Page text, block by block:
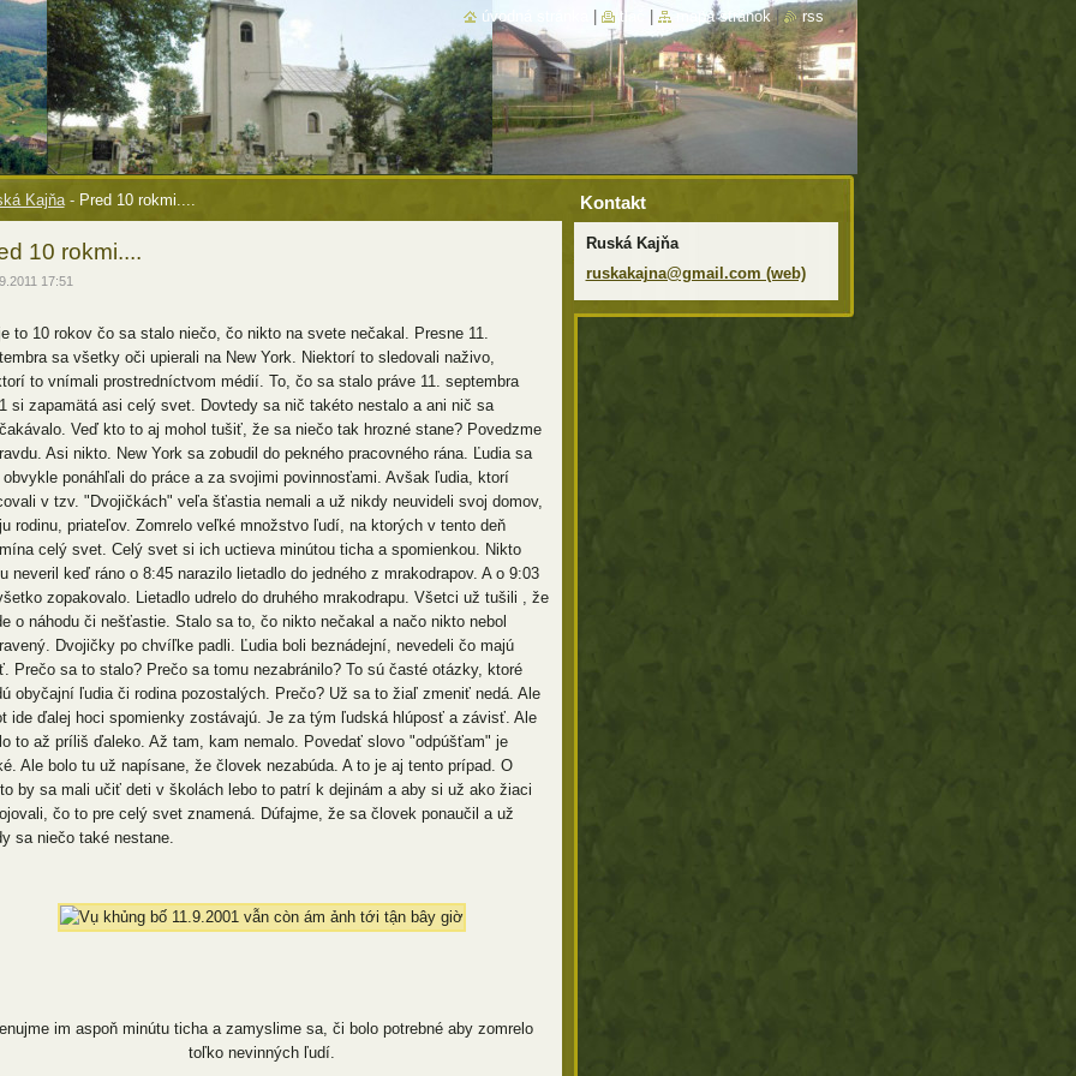
Kajňa - Pred 10 rokmi....
10 rokmi....
17:51
to 10 rokov čo sa stalo niečo, čo nikto na svete nečakal. Presne 11.
sa všetky oči upierali na New York. Niektorí to sledovali naživo,
to vnímali prostredníctvom médií. To, čo sa stalo práve 11. septembra
si zapamätá asi celý svet. Dovtedy sa nič takéto nestalo a ani nič sa
Veď kto to aj mohol tušiť, že sa niečo tak hrozné stane? Povedzme
Asi nikto. New York sa zobudil do pekného pracovného rána. Ľudia sa
obvykle ponáhľali do práce a za svojimi povinnosťami. Avšak ľudia, ktorí
v tzv. "Dvojičkách" veľa šťastia nemali a už nikdy neuvideli svoj domov,
rodinu, priateľov. Zomrelo veľké množstvo ľudí, na ktorých v tento deň
celý svet. Celý svet si ich uctieva minútou ticha a spomienkou. Nikto
neveril keď ráno o 8:45 narazilo lietadlo do jedného z mrakodrapov. A o 9:03
zopakovalo. Lietadlo udrelo do druhého mrakodrapu. Všetci už tušili , že
o náhodu či nešťastie. Stalo sa to, čo nikto nečakal a načo nikto nebol
Dvojičky po chvíľke padli. Ľudia boli beznádejní, nevedeli čo majú
Prečo sa to stalo? Prečo sa tomu nezabránilo? To sú časté otázky, ktoré
obyčajní ľudia či rodina pozostalých. Prečo? Už sa to žiaľ zmeniť nedá. Ale
ide ďalej hoci spomienky zostávajú. Je za tým ľudská hlúposť a závisť. Ale
to až príliš ďaleko. Až tam, kam nemalo. Povedať slovo "odpúšťam" je
Ale bolo tu už napísane, že človek nezabúda. A to je aj tento prípad. O
by sa mali učiť deti v školách lebo to patrí k dejinám a aby si už ako žiaci
čo to pre celý svet znamená. Dúfajme, že sa človek ponaučil a už
sa niečo také nestane.
im aspoň minútu ticha a zamyslime sa, či bolo potrebné aby zomrelo
toľko nevinných ľudí.
Kontakt
Ruská Kajňa
ruskakajna@gmail.com (web)
úvodná stránka tlač mapa stránok | rss